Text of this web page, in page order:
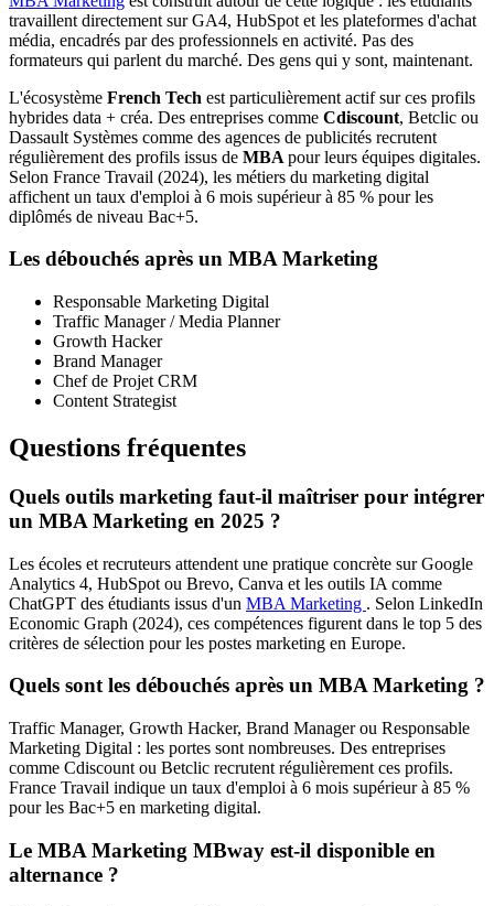
travaillent directement sur GA4, HubSpot et les plateformes d'achat
média, encadrés par des professionnels en activité. Pas des
formateurs qui parlent du marché. Des gens qui y sont, maintenant.
L'écosystème French Tech est particulièrement actif sur ces profils
hybrides data + créa. Des entreprises comme Cdiscount, Betclic ou
Dassault Systèmes comme des agences de publicités recrutent
régulièrement des profils issus de MBA pour leurs équipes digitales.
Selon France Travail (2024), les métiers du marketing digital
affichent un taux d'emploi à 6 mois supérieur à 85 % pour les
diplômés de niveau Bac+5.
Les débouchés après un MBA Marketing
Responsable Marketing Digital
Traffic Manager / Media Planner
Growth Hacker
Brand Manager
Chef de Projet CRM
Content Strategist
Questions fréquentes
Quels outils marketing faut-il maîtriser pour intégrer
un MBA Marketing en 2025 ?
Les écoles et recruteurs attendent une pratique concrète sur Google
Analytics 4, HubSpot ou Brevo, Canva et les outils IA comme
ChatGPT des étudiants issus d'un MBA Marketing . Selon LinkedIn
Economic Graph (2024), ces compétences figurent dans le top 5 des
critères de sélection pour les postes marketing en Europe.
Quels sont les débouchés après un MBA Marketing ?
Traffic Manager, Growth Hacker, Brand Manager ou Responsable
Marketing Digital : les portes sont nombreuses. Des entreprises
comme Cdiscount ou Betclic recrutent régulièrement ces profils.
France Travail indique un taux d'emploi à 6 mois supérieur à 85 %
pour les Bac+5 en marketing digital.
Le MBA Marketing MBway est-il disponible en
alternance ?